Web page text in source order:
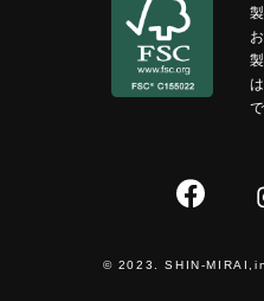
© 2023. SHIN-